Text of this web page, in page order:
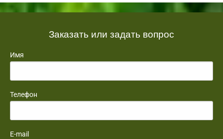
Заказать или задать вопрос
Имя
Телефон
E-mail